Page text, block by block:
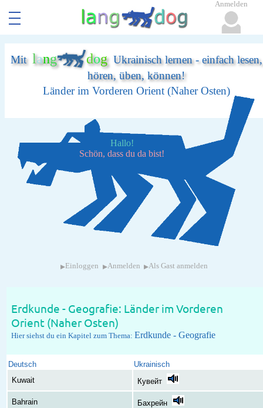
Mit lang dogUkrainisch lernen - einfach lesen,
hören, üben, können!
Länder im Vorderen Orient (Naher Osten)
Hallo!
Schön, dass du da bist!
▸ Einloggen ▸Anmelden ▸Als Gast anmelden
Erdkunde - Geografie: Länder im Vorderen
Orient (Naher Osten)
Hier siehst du ein Kapitel zum Thema: Erdkunde - Geografie
Deutsch
Ukrainisch
Kuwait
Кувейт
Bahrain Бахрейн
Anmelden